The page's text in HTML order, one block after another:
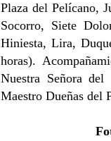
Plaza del Pelícano,
Socorro, Siete
Hiniesta, Lira,
horas).
Nuestra Señora
Maestro Dueñas del